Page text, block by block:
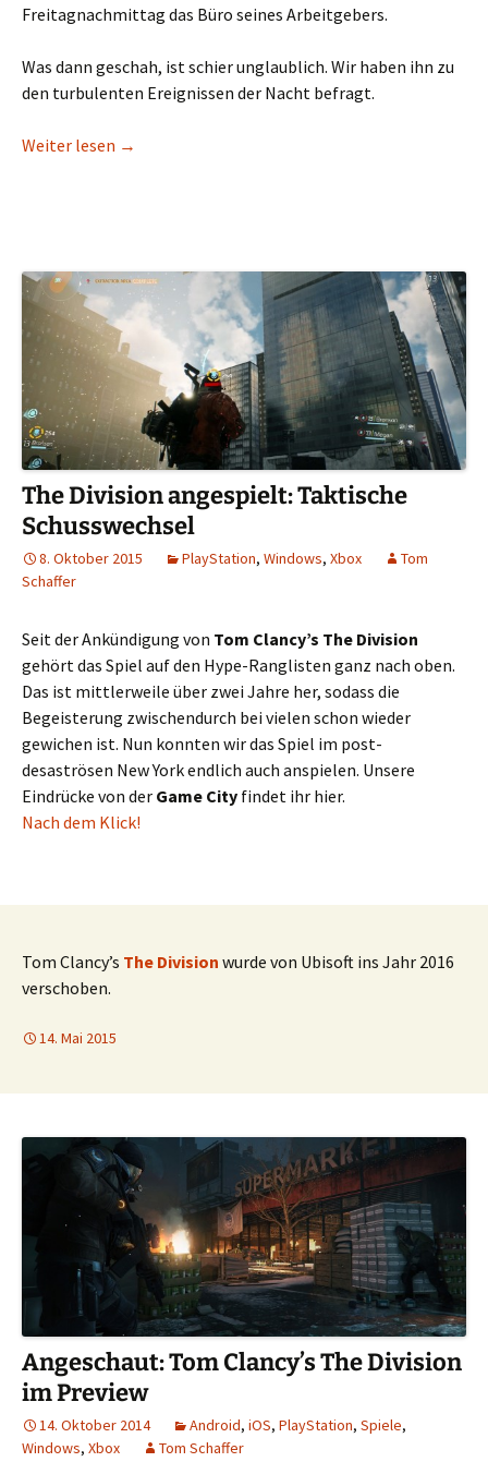
Freitagnachmittag das Büro seines Arbeitgebers.
Was dann geschah, ist schier unglaublich. Wir haben ihn zu
den turbulenten Ereignissen der Nacht befragt.
Weiter lesen Exklusiv im Interview: Wie Mike20250383 die
→
The Division angespielt: Taktische
Schusswechsel
8. Oktober 2015 PlayStation, Windows, Xbox
Tom
Schaffer
Seit der Ankündigung von Tom Clancy’s The Division
gehört das Spiel auf den Hype-Ranglisten ganz nach oben.
Das ist mittlerweile über zwei Jahre her, sodass die
Begeisterung zwischendurch bei vielen schon wieder
gewichen ist. Nun konnten wir das Spiel im post-
desaströsen New York endlich auch anspielen. Unsere
Eindrücke von der Game City findet ihr hier.
Nach dem Klick!
Tom Clancy’s The Division wurde von Ubisoft ins Jahr 2016
verschoben.
14. Mai 2015
Angeschaut: Tom Clancy’s The Division
im Preview
14. Oktober 2014 Android, iOS, PlayStation, Spiele,
Windows, Xbox Tom Schaffer